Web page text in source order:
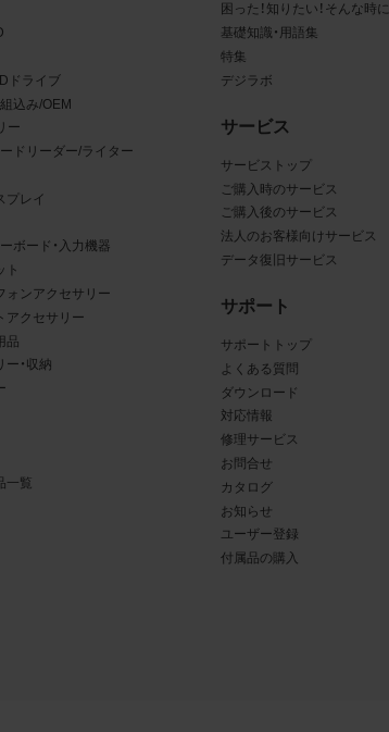
の利用に際し、次の各号に掲げる事項を遵守する
部又は一部の譲渡、貸与、再利用許諾、改変、著作
ないこと
示されている当社商品についての情報（社名、商
等の方法により、商品写真データに表示されてい
品であることを特定できる表示を行うこと
作権表示、ラベル、商標その他のマークがある場
ないこと
社HPのトップページ以外のサイトとのリンクと
社のロゴ又は他社商品等に近づけて掲記するな
、協力関係等にあるとの示唆や誤解を生じさせう
ないこと
するサイトではないと看者が判断することを困難
、商品写真データを利用しないこと
ドライブ
込み/OEM
ー
ドリーダー/ライター
プレイ
ボード・入力機器
ト
ォンアクセサリー
アクセサリー
品
・収納
一覧
困った！知りたい！そんな時に
基礎知識・用語集
特集
デジラボ
サービス
サービストップ
ご購入時のサービス
ご購入後のサービス
法人のお客様向けサービス
データ復旧サービス
サポート
サポートトップ
よくある質問
ダウンロード
対応情報
修理サービス
お問合せ
カタログ
お知らせ
ユーザー登録
付属品の購入